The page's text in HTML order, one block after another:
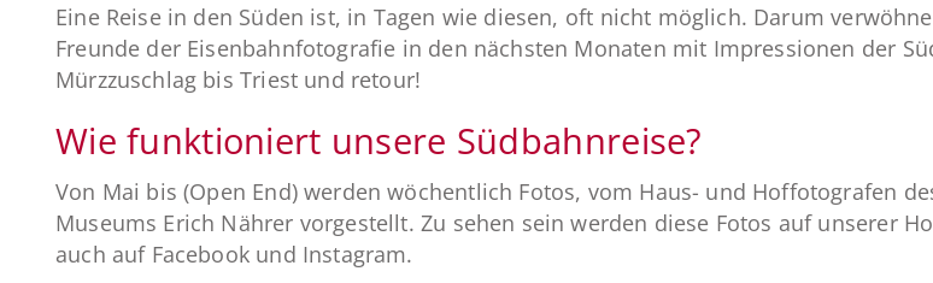
Eine Reise in den Süden ist, in Tagen wie diesen, oft nicht möglich. Darum
Freunde der Eisenbahnfotografie in den nächsten Monaten mit Impressionen der
Mürzzuschlag bis Triest und retour!
Wie funktioniert unsere Südbahnreise?
Von Mai bis (Open End) werden wöchentlich Fotos, vom Haus- und Hoffotografen
Museums Erich Nährer vorgestellt. Zu sehen sein werden diese Fotos auf unserer
auch auf Facebook und Instagram.